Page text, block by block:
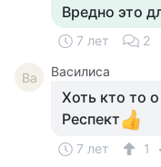
Вредно это
7 лет 2
Ва Василиса
Хоть кто то
Респект
7 лет
1